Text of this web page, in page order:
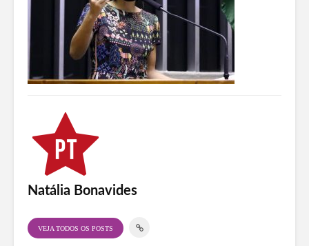
Natália Bonavides
VEJA TODOS OS POSTS